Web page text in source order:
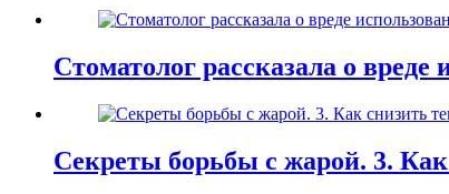
Стоматолог рассказала о вреде
Секреты борьбы с жарой. 3.